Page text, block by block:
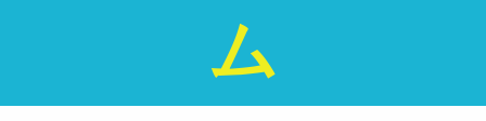
ム